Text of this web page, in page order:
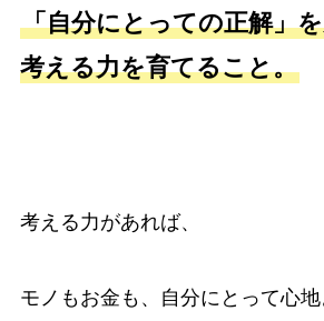
「自分にとっての正解」
考える力を育てること。
考える力があれば、
モノもお金も、自分にとって心